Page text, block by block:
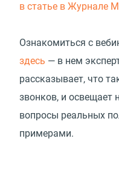
в статье в Журнале
Ознакомиться с
здесь — в нем
рассказывает, что
звонков, и освещает
вопросы реальных
примерами.